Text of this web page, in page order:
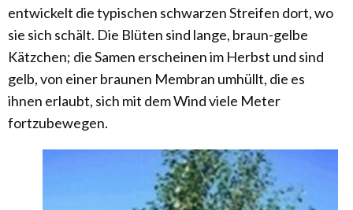
entwickelt die typischen schwarzen Streifen dort, wo
sie sich schält. Die Blüten sind lange, braun-gelbe
Kätzchen; die Samen erscheinen im Herbst und sind
gelb, von einer braunen Membran umhüllt, die es
ihnen erlaubt, sich mit dem Wind viele Meter
fortzubewegen.